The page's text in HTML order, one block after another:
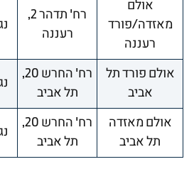
אולם
מאזדה/פורד
רעננה
רח' תדהר 2,
רעננה
אולם פורד תל
אביב
רח' החרש 20,
תל אביב
אולם מאזדה
תל אביב
רח' החרש 20,
תל אביב